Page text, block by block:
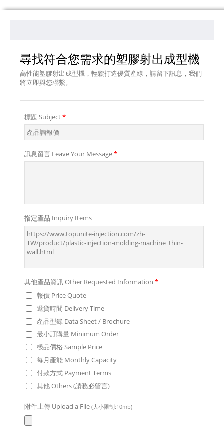
尋找符合您需求的塑膠射出成型機
高性能塑膠射出成型機，輕鬆打造優質產線，請留下訊息，我們
將立即與您聯繫。
標題 Subject*
訊息留言 Leave Your Message*
指定產品 Inquiry Items
其他產品資訊 Other Requested Information *
報價 Price Quote
遞貨時間 Delivery Time
產品型錄 Data Sheet / Brochure
最小訂購量 Minimum Order
樣品價格 Sample Price
每月產能 Monthly Capacity
付款方式 Payment Terms
其他 Others (請務必留言)
附件上傳 Upload a File (大小限制:10mb)